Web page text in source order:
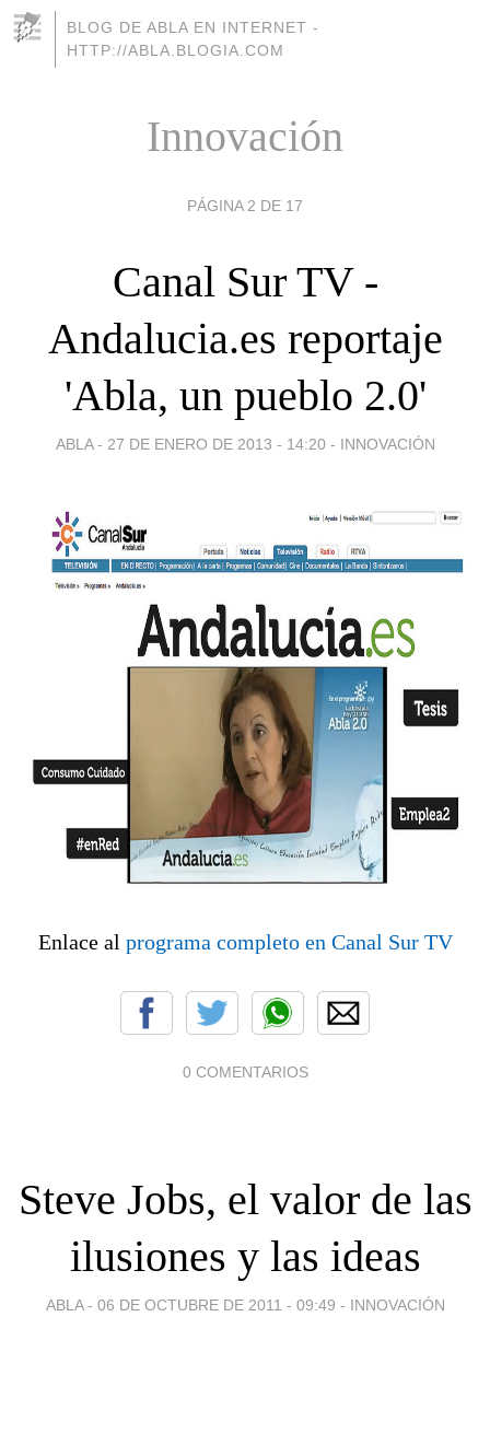
BLOG DE ABLA EN INTERNET -
HTTP://ABLA.BLOGIA.COM
Innovación
PÁGINA 2 DE 17
Canal Sur TV -
Andalucia.es reportaje
'Abla, un pueblo 2.0'
ABLA - 27 DE ENERO DE 2013 - 14:20 - INNOVACIÓN
Enlace al programa completo en Canal Sur TV
0 COMENTARIOS
Steve Jobs, el valor de las
ilusiones y las ideas
ABLA - 06 DE OCTUBRE DE 2011 - 09:49 - INNOVACIÓN